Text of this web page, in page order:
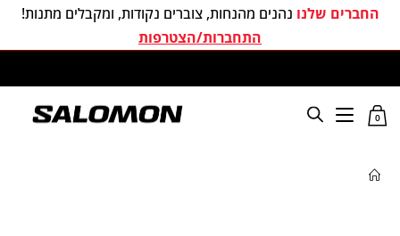
החברים שלנו נהנים מהנחות, צוברים נקודות, ומקבלים מתנות!
התחברות/הצטרפות
0